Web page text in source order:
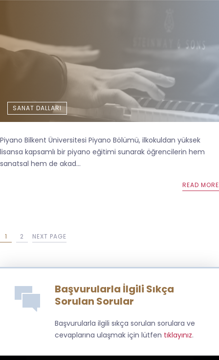
SANAT DALLARI
Piyano Bilkent Üniversitesi Piyano Bölümü, ilkokuldan yüksek
lisansa kapsamlı bir piyano eğitimi sunarak öğrencilerin hem
sanatsal hem de akad...
READ MORE
1 2 NEXT PAGE
Başvurularla İlgili Sıkça
Sorulan Sorular
Başvurularla ilgili sıkça sorulan sorulara ve
cevaplarına ulaşmak için lütfen tıklayınız.